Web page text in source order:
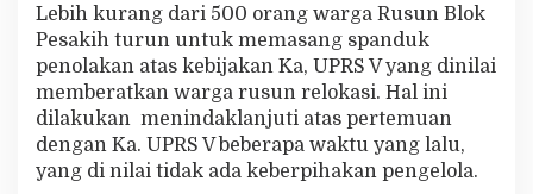
b
i
j
a
k
a
n
K
e
Lebih kurang dari 500 orang warga Rusun Blok
Pesakih turun untuk memasang spanduk
penolakan atas kebijakan Ka, UPRS V yang dinilai
memberatkan warga rusun relokasi. Hal ini
dilakukan menindaklanjuti atas pertemuan
dengan Ka. UPRS V beberapa waktu yang lalu,
yang di nilai tidak ada keberpihakan pengelola.